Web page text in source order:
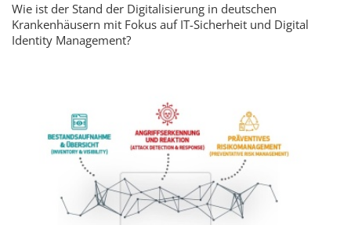
Wie ist der Stand der Digitalisierung in deutschen
Krankenhäusern mit Fokus auf IT-Sicherheit und Digital
Identity Management?